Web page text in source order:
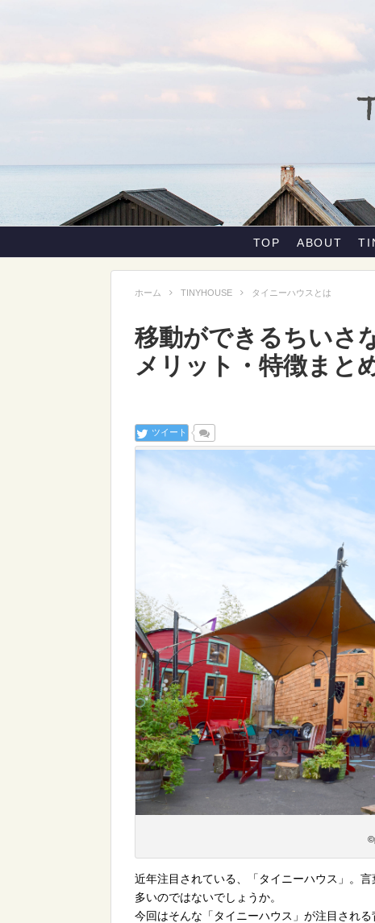
TOP ABOUT
ホーム TINYHOUSE タイニーハウスとは
移動ができるちいさ
メリット・特徴まと
ツイート
近年注目されている、「タイニーハウス」。
多いのではないでしょうか。
今回はそんな「タイニーハウス」が注目され